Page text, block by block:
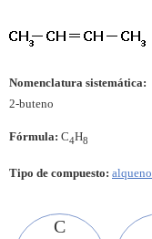
Nomenclatura sistemática:
2-buteno
Fórmula: C4H8
Tipo de compuesto: alqueno
C